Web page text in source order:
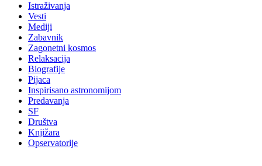
Istraživanja
Vesti
Mediji
Zabavnik
Zagonetni kosmos
Relaksacija
Biografije
Pijaca
Inspirisano astronomijom
Predavanja
SF
Društva
Knjižara
Opservatorije